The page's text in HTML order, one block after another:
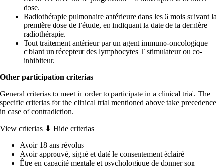
dose.
Radiothérapie pulmonaire antérieure dans les 6 mois suivant la
première dose de l’étude, en indiquant la date de la dernière
radiothérapie.
Tout traitement antérieur par un agent immuno-oncologique
ciblant un récepteur des lymphocytes T stimulateur ou co-
inhibiteur.
Other participation criterias
General criterias to meet in order to participate in a clinical trial. The
specific criterias for the clinical trial mentioned above take precedence
in case of contradiction.
View criterias ⬇ Hide criterias
Avoir 18 ans révolus
Avoir approuvé, signé et daté le consentement éclairé
Être en capacité mentale et psychologique de donner son